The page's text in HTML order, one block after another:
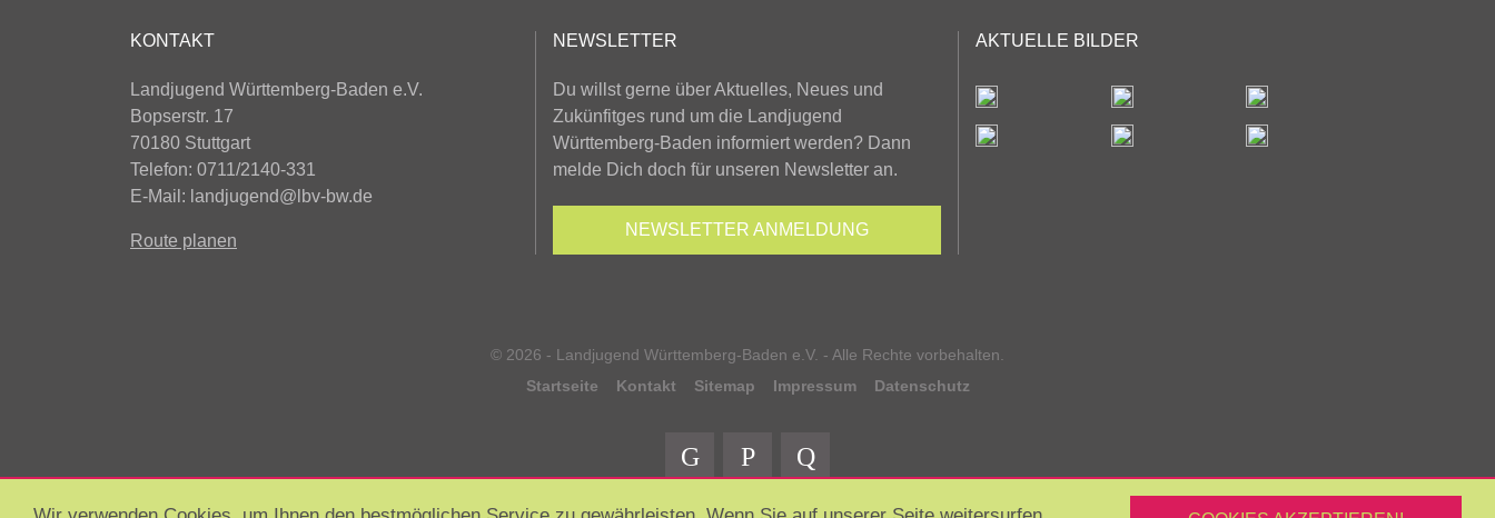
KONTAKT
Landjugend Württemberg-Baden e.V.
Bopserstr. 17
70180 Stuttgart
Telefon: 0711/2140-331
E-Mail: landjugend@lbv-bw.de
Route planen
NEWSLETTER
Du willst gerne über Aktuelles, Neues und
Zukünfitges rund um die Landjugend
Württemberg-Baden informiert werden? Dann
melde Dich doch für unseren Newsletter an.
NEWSLETTER ANMELDUNG
AKTUELLE BILDER
© 2026 - Landjugend Württemberg-Baden e.V. - Alle Rechte vorbehalten.
Startseite
Kontakt Sitemap Impressum Datenschutz